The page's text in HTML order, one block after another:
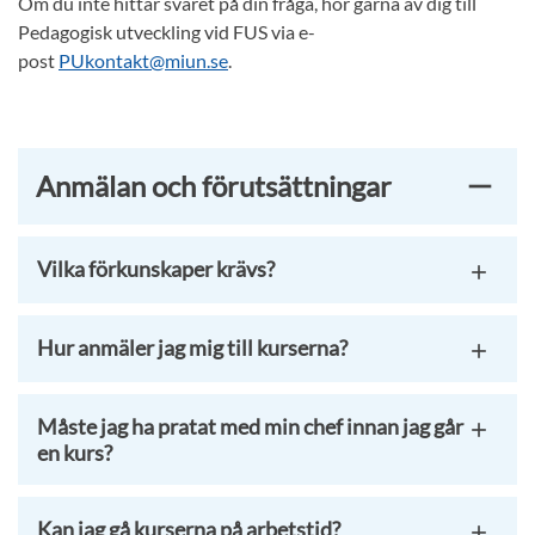
Pedagogisk utveckling vid FUS via e-
post PUkontakt@miun.se.
Anmälan och förutsättningar
Vilka förkunskaper krävs?
Hur anmäler jag mig till kurserna?
Måste jag ha pratat med min chef innan jag går
en kurs?
Kan jag gå kurserna på arbetstid?